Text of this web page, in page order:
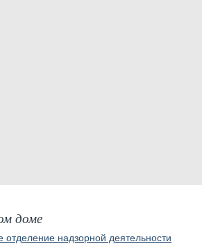
доме
отделение надзорной деятельности